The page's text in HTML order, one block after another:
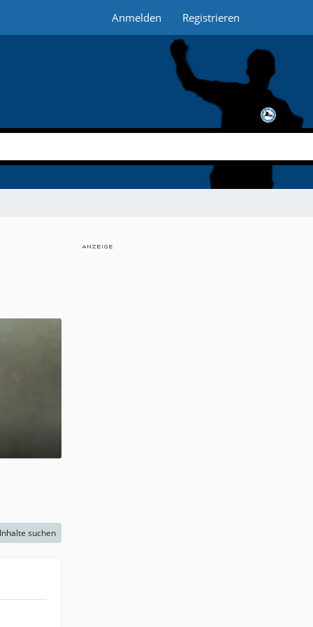
Anmelden Registrieren
Inhalte suchen